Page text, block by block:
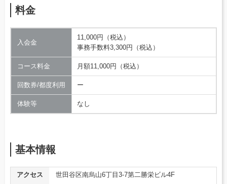
料金
入会金
11,000円（税込）
事務手数料3,300円（税込）
コース料金 月額11,000円（税込）
回数券/都度利用 ー
体験等 なし
基本情報
アクセス
世田谷区南烏山6丁目3-7第二勝栄ビル4F